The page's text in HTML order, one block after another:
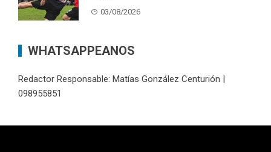
03/08/2026
WHATSAPPEANOS
Redactor Responsable: Matías González Centurión |
098955851